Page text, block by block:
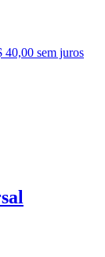
40,00 sem juros